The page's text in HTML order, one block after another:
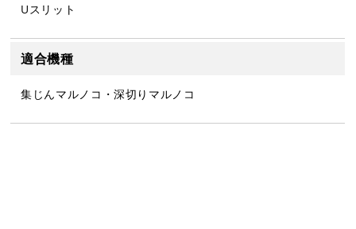
Uスリット
適合機種
集じんマルノコ・深切りマルノコ